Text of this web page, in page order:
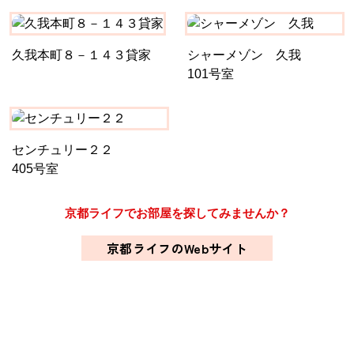
久我本町８－１４３貸家
シャーメゾン 久我
101号室
センチュリー２２
405号室
京都ライフでお部屋を探してみませんか？
京都ライフのWebサイト